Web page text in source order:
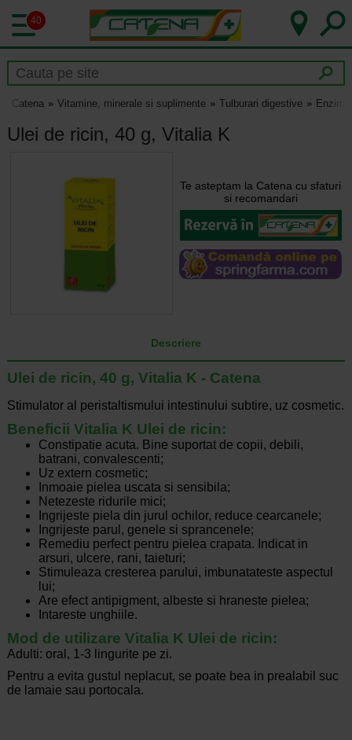
40
Catena Vitamine, minerale si suplimente Tulburari digestive
Ulei de ricin, 40 g, Vitalia K
Te asteptam la Catena cu sfaturi
si recomandari
Descriere
Ulei de ricin, 40 g, Vitalia K - Catena
Stimulator al peristaltismului intestinului subtire, uz cosmetic.
Beneficii Vitalia K Ulei de ricin:
Constipatie acuta. Bine suportat de copii, debili,
batrani, convalescenti;
Uz extern cosmetic;
Inmoaie pielea uscata si sensibila;
Netezeste ridurile mici;
Ingrijeste piela din jurul ochilor, reduce cearcanele;
Ingrijeste parul, genele si sprancenele;
Remediu perfect pentru pielea crapata. Indicat in
arsuri, ulcere, rani, taieturi;
Stimuleaza cresterea parului, imbunatateste aspectul
lui;
Are efect antipigment, albeste si hraneste pielea;
Intareste unghiile.
Mod de utilizare Vitalia K Ulei de ricin:
Adulti: oral, 1-3 lingurite pe zi.
Pentru a evita gustul neplacut, se poate bea in prealabil suc
de lamaie sau portocala.